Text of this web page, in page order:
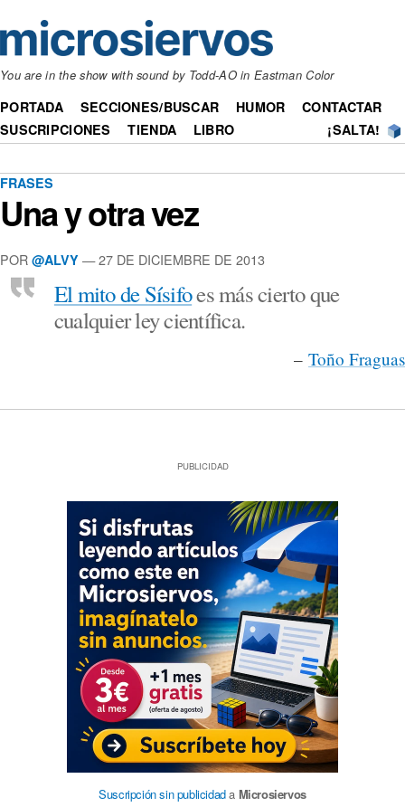
You are in the show with sound by Todd-AO in Eastman Color
PORTADA SECCIONES/BUSCAR HUMOR
CONTACTAR
SUSCRIPCIONES
TIENDA LIBRO ¡SALTA!
FRASES
Una y otra vez
POR @ALVY — 27 DE DICIEMBRE DE 2013
El mito de Sísifoes más cierto que
cualquier ley científica.
– Toño Fraguas
PUBLICIDAD
Suscripción sin publicidada Microsiervos